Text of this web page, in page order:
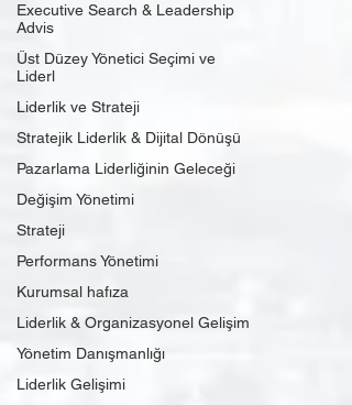
Executive Search & Leadership
Advis
Üst Düzey Yönetici Seçimi ve
Liderl
Liderlik ve Strateji
Stratejik Liderlik & Dijital Dönüşü
Pazarlama Liderliğinin Geleceği
Değişim Yönetimi
Strateji
Performans Yönetimi
Kurumsal hafıza
Liderlik & Organizasyonel Gelişim
Yönetim Danışmanlığı
Liderlik Gelişimi